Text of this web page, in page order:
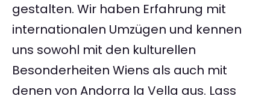
gestalten. Wir haben Erfahrung mit
internationalen Umzügen und kennen
uns sowohl mit den kulturellen
Besonderheiten Wiens als auch mit
denen von Andorra la Vella aus. Lass